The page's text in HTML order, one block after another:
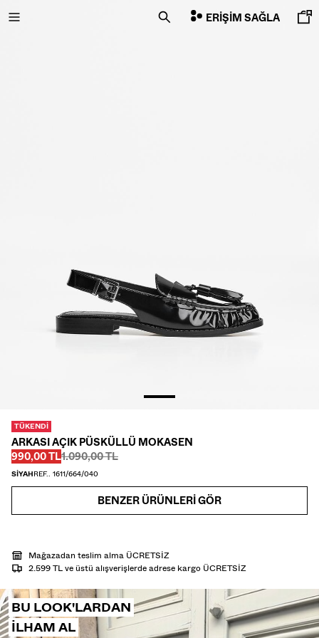
ERIŞIM SAĞLA
TÜKENDI
ARKASI AÇIK PÜSKÜLLÜ MOKASEN
İNDIRIMLI FIYAT
990,00 TLÖnce
1.090,00 TL
Önce
SİYAHREF.. 1611/664/040
BENZER ÜRÜNLERI GÖR
Mağazadan teslim alma ÜCRETSİZ
2.599 TL ve üstü alışverişlerde adrese kargo ÜCRETSİZ
BU LOOK'LARDAN
ILHAM AL
ŞORT
SWEATSHIRT
TRIKO
PLAJ GİYİMİ
AYAKKABI